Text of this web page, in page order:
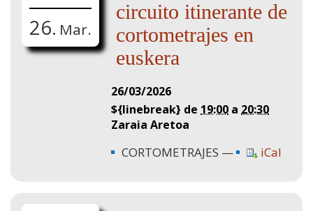
26. Mar.
circuito itinerante de
cortometrajes en
euskera
26/03/2026
${linebreak} de 19:00 a 20:30
Zaraia Aretoa
CORTOMETRAJES iCal